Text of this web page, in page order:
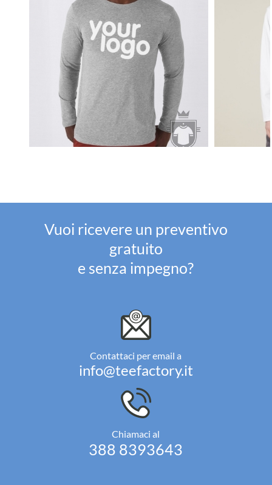
Vuoi ricevere un preventivo
gratuito
e senza impegno?
Contattaci per email a
info@teefactory.it
Chiamaci al
388 8393643